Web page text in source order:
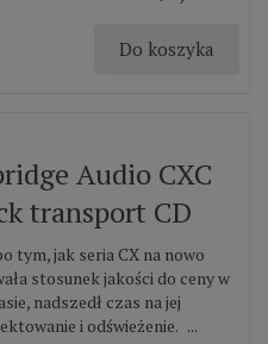
Do koszyka
Audio CXC
transport CD
tym, jak seria CX na nowo
stosunek jakości do ceny w
nadszedł czas na jej
i odświeżenie. ...